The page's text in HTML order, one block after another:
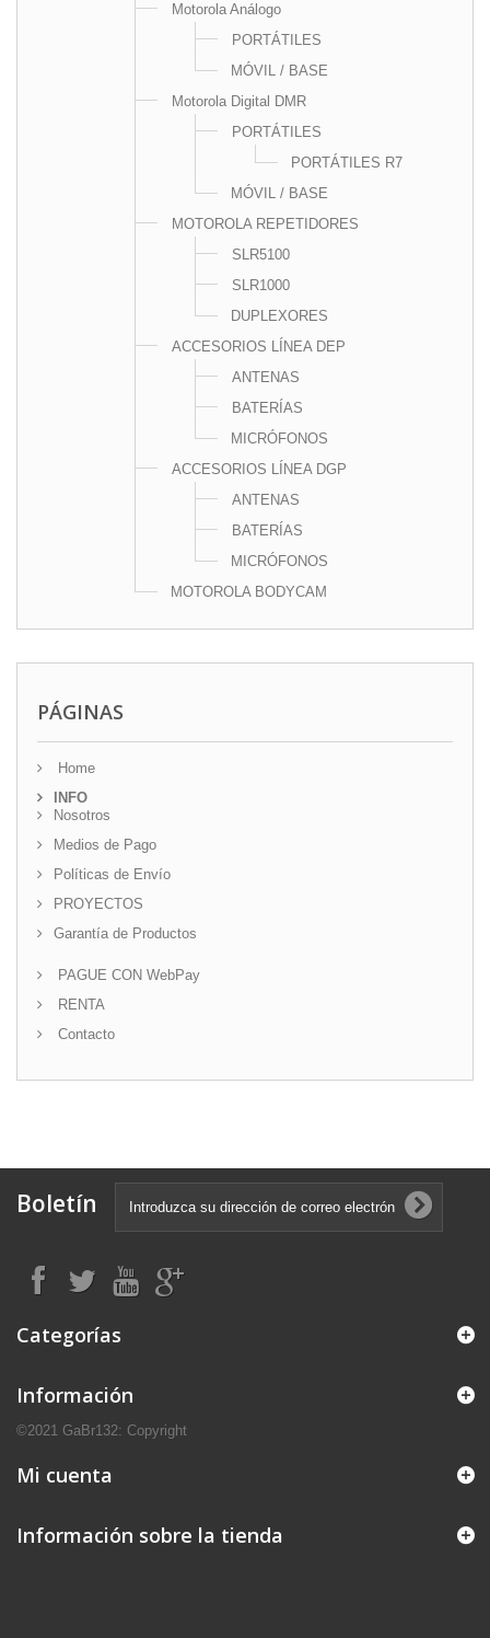
Motorola Análogo
PORTÁTILES
MÓVIL / BASE
Motorola Digital DMR
PORTÁTILES
PORTÁTILES R7
MÓVIL / BASE
MOTOROLA REPETIDORES
SLR5100
SLR1000
DUPLEXORES
ACCESORIOS LÍNEA DEP
ANTENAS
BATERÍAS
MICRÓFONOS
ACCESORIOS LÍNEA DGP
ANTENAS
BATERÍAS
MICRÓFONOS
MOTOROLA BODYCAM
PÁGINAS
Home
INFO
Nosotros
Medios de Pago
Políticas de Envío
PROYECTOS
Garantía de Productos
PAGUE CON WebPay
RENTA
Contacto
Boletín
Categorías
Información
©2021 GaBr132: Copyright
Mi cuenta
Información sobre la tienda